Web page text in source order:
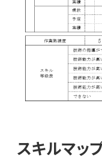
スキルマッ